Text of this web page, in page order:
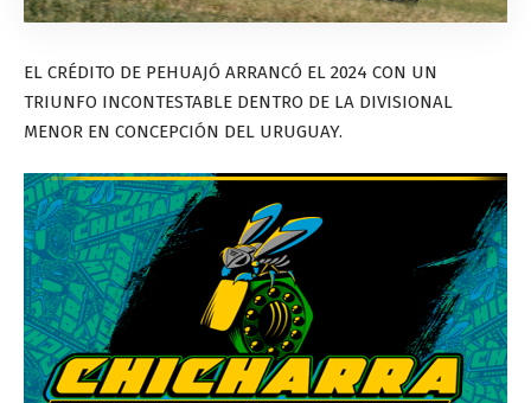
EL CRÉDITO DE PEHUAJÓ ARRANCÓ EL 2024 CON UN
TRIUNFO INCONTESTABLE DENTRO DE LA DIVISIONAL
MENOR EN CONCEPCIÓN DEL URUGUAY.